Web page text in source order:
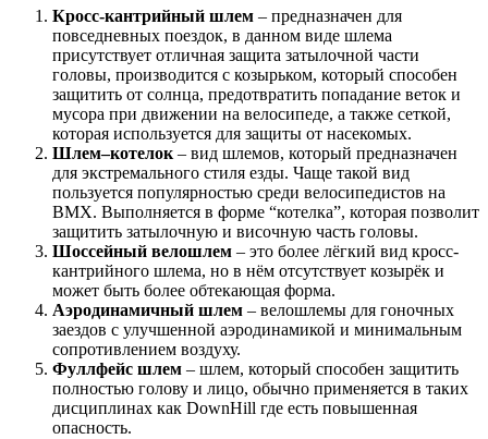
Кросс-кантрийный шлем – предназначен для
повседневных поездок, в данном виде шлема
присутствует отличная защита затылочной части
головы, производится с козырьком, который способен
защитить от солнца, предотвратить попадание веток и
мусора при движении на велосипеде, а также сеткой,
которая используется для защиты от насекомых.
Шлем–котелок – вид шлемов, который предназначен
для экстремального стиля езды. Чаще такой вид
пользуется популярностью среди велосипедистов на
BMX. Выполняется в форме “котелка”, которая позволит
защитить затылочную и височную часть головы.
Шоссейный велошлем – это более лёгкий вид кросс-
кантрийного шлема, но в нём отсутствует козырёк и
может быть более обтекающая форма.
Аэродинамичный шлем – велошлемы для гоночных
заездов с улучшенной аэродинамикой и минимальным
сопротивлением воздуху.
Фуллфейс шлем – шлем, который способен защитить
полностью голову и лицо, обычно применяется в таких
дисциплинах как DownHill где есть повышенная
опасность.